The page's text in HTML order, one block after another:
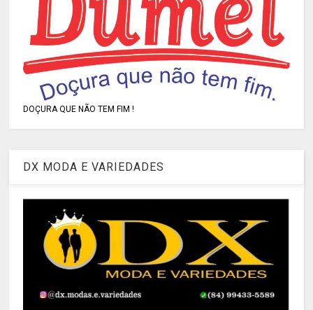
DOÇURA QUE NÃO TEM FIM !
DX MODA E VARIEDADES